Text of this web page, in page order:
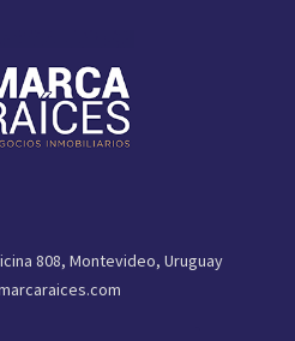
808, Montevideo, Uruguay